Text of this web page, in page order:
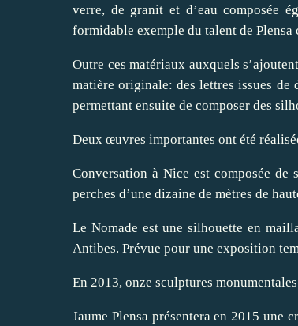
verre, de granit et d’eau composée
formidable exemple du talent de Plensa
Outre ces matériaux auxquels
matière originale: des lettres issues de
permettant ensuite de composer des
Deux œuvres importantes ont été
Conversation à Nice est composée de
perches d’une dizaine de mètres de
Le Nomade est une silhouette en
Antibes. Prévue pour une exposition
En 2013, onze sculptures
Jaume Plensa présentera en 2015 une